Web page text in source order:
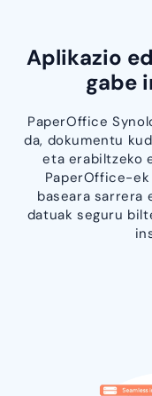
Aplikazio
gabe
PaperOffice
da, dokumentu
eta erabiltzeko
PaperOffice-ek
baseara sarrera
datuak seguru